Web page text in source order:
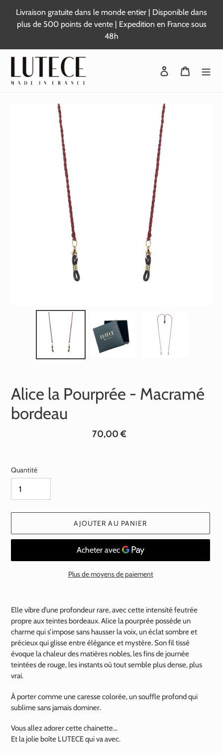
contenu
Livraison gratuite dans le monde entier | Disponible dans
plus de 500 points de vente | Expedition en France sous
48h
Se connecter
Panier
Alice la Pourprée - Macramé
bordeau
Prix
70,00 €
Quantité
AJOUTER AU PANIER
Plus de moyens de paiement
d'un
à
votre
panier
Elle vibre d’une profondeur rare, avec cette intensité feutrée
propre aux teintes bordeaux. Alice la pourprée possède un
charme qui s’impose sans hausser la voix, un éclat sombre et
précieux qui glisse entre élégance et mystère. Son fil tissé
évoque la chaleur des matières nobles, les fins de journée
teintées de rouge, les instants où tout semble plus dense, plus
vrai.
À porter comme une caresse colorée, un souffle profond qui
sublime sans jamais dominer.
Vous allez adorer cette chainette...
Et la jolie boîte LUTECE qui va avec.